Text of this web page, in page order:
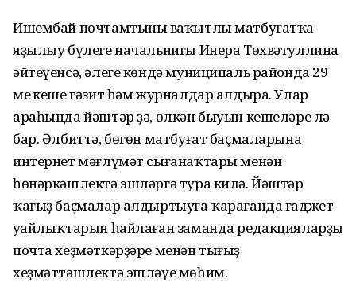
Ишембай почтамтының ваҡытлы матбуғатҡа
яҙылыу бүлеге начальнигы Инера Төхвәтуллина
әйтеүенсә, әлеге көндә муниципаль районда 29
мең кеше гәзит һәм журналдар алдыра. Улар
араһында йәштәр ҙә, өлкән быуын кешеләре лә
бар. Әлбиттә, бөгөн матбуғат баҫмаларына
интернет мәғлүмәт сығанаҡтары менән
һөнәркәшлектә эшләргә тура килә. Йәштәр
ҡағыҙ баҫмалар алдыртыуға ҡарағанда гаджет
уңайлыҡтарын һайлаған заманда редакцияларҙың
почта хеҙмәткәрҙәре менән тығыҙ
хеҙмәттәшлектә эшләүе мөһим.